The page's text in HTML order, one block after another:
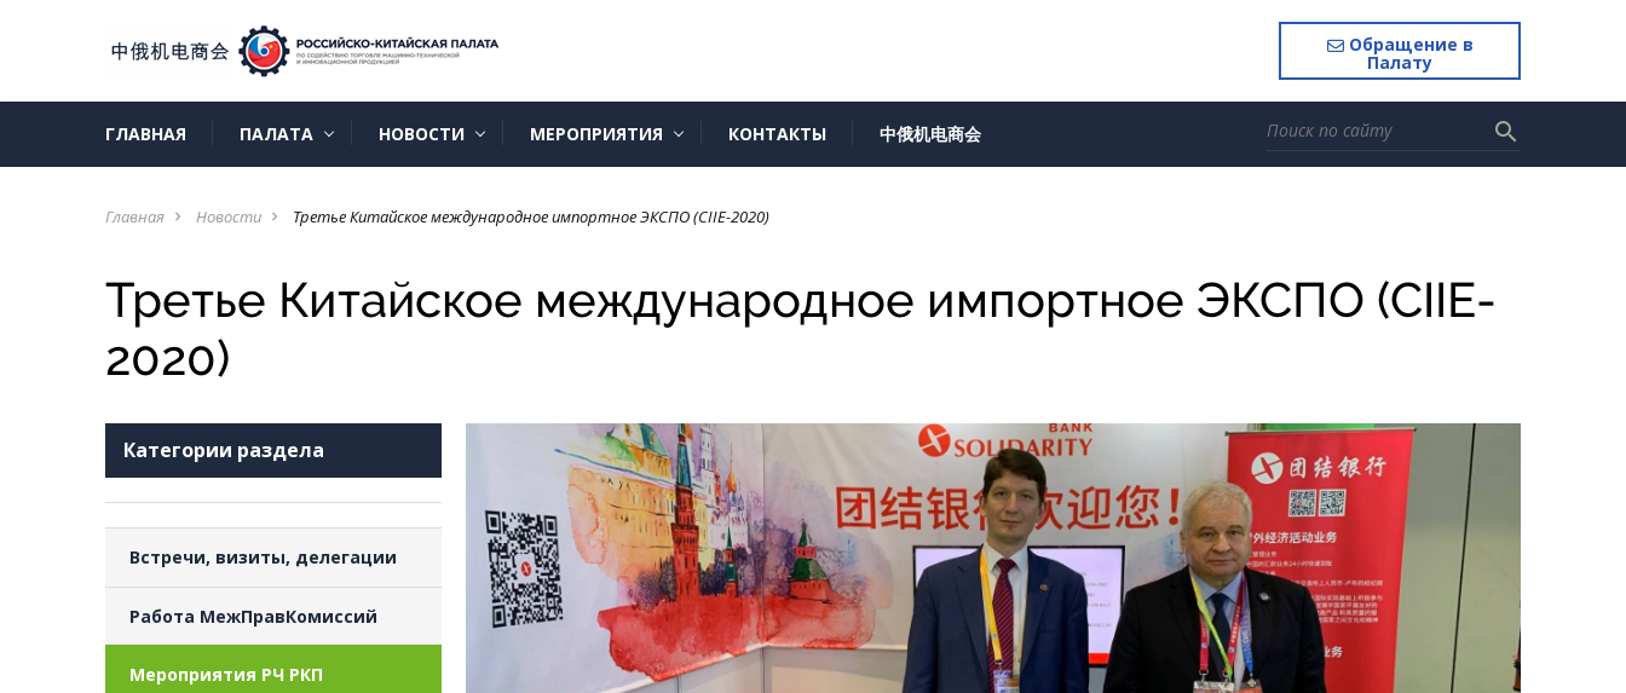
Обращение в
Палату
ГЛАВНАЯ ПАЛАТА НОВОСТИ МЕРОПРИЯТИЯ КОНТАКТЫ 中俄机电商会 search
Главная navigate_next Новости navigate_next Третье Китайское международное импортное ЭКСПО (CIIE-2020)
Третье Китайское международное импортное ЭКСПО (CIIE-
2020)
Категории раздела
Встречи, визиты, делегации
Работа МежПравКомиссий
Мероприятия РЧ РКП